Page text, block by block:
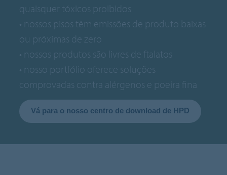
quaisquer tóxicos proibidos
• nossos pisos têm emissões de produto baixas
ou próximas de zero
• nossos produtos são livres de ftalatos
• nosso portfólio oferece soluções
comprovadas contra alérgenos e poeira fina
Vá para o nosso centro de download de HPD